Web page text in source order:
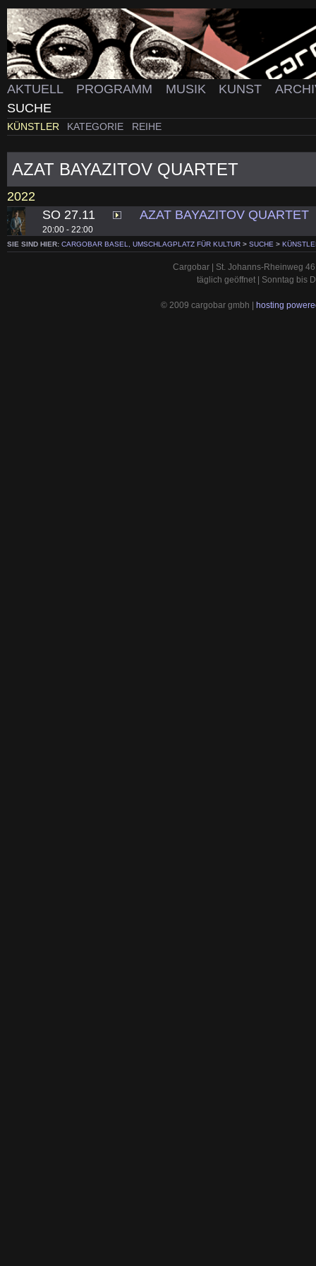
AKTUELL PROGRAMM MUSIK KUNST
SUCHE
KÜNSTLER KATEGORIE REIHE
AZAT BAYAZITOV QUARTET
2022
SO 27.11
20:00 - 22:00
AZAT BAYAZITOV QUARTET
SIE SIND HIER: CARGOBAR BASEL, UMSCHLAGPLATZ FÜR KULTUR > SUCHE >
Cargobar | St. Johanns-Rheinweg
täglich geöffnet | Sonntag bis
© 2009 cargobar gmbh | hosting